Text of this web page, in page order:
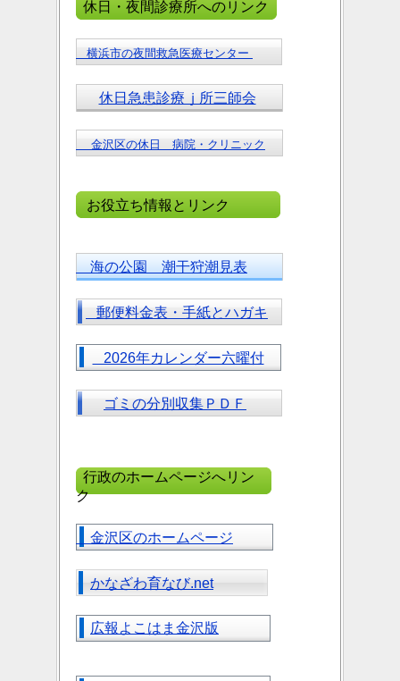
休日・夜間診療所へのリンク
横浜市の夜間救急医療センター
休日急患診療ｊ所三師会
金沢区の休日 病院・クリニック
お役立ち情報とリンク
海の公園 潮干狩潮見表
郵便料金表・手紙とハガキ
2026年カレンダー六曜付
ゴミの分別収集ＰＤＦ
行政のホームページへリン
ク
金沢区のホームページ
かなざわ育なび.net
広報よこはま金沢版